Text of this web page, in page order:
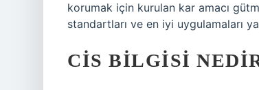
korumak için kurulan kar amacı
standartları ve en iyi uygulamaları
CIS BILGISI